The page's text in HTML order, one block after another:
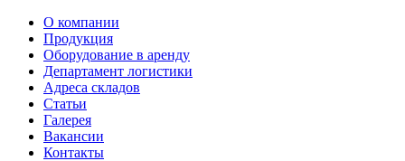
О компании
Продукция
Оборудование в аренду
Департамент логистики
Адреса складов
Статьи
Галерея
Вакансии
Контакты